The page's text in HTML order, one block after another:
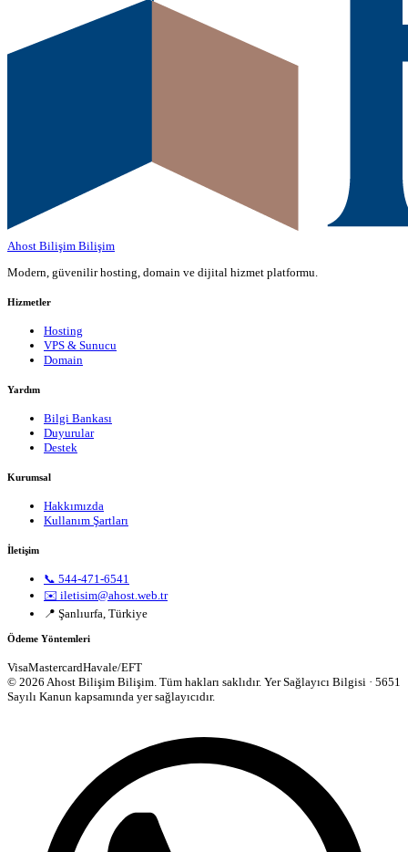
Ahost Bilişim Bilişim
Modern, güvenilir hosting, domain ve dijital hizmet platformu.
Hizmetler
Hosting
VPS & Sunucu
Domain
Yardım
Bilgi Bankası
Duyurular
Destek
Kurumsal
Hakkımızda
Kullanım Şartları
İletişim
📞 544-471-6541
✉️ iletisim@ahost.web.tr
📍 Şanlıurfa, Türkiye
Ödeme Yöntemleri
VisaMastercardHavale/EFT
© 2026 Ahost Bilişim Bilişim. Tüm hakları saklıdır. Yer Sağlayıcı Bilgisi · 5651
Sayılı Kanun kapsamında yer sağlayıcıdır.